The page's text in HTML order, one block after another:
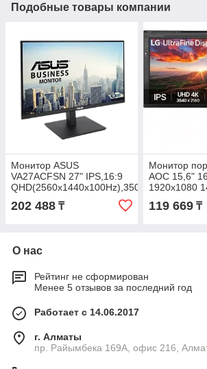
Подобные товары компании
Монитор ASUS
VA27ACFSN 27" IPS,16:9
QHD(2560x1440x100Hz),350cd/
PD,3xUSB,RJ45,Sp2W
202 488 ₸
Монитор
AOC 15,6"
1920x1080
250cd/m
1xMicroHDMI
119 669₸
О нас
Рейтинг не сформирован
Менее 5 отзывов за последний год
Работает с 14.06.2017
г. Алматы
пр. Райымбека 169А, офис 216,